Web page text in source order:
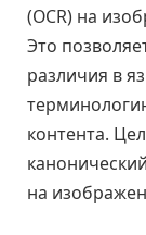
(OCR) на
Это
различия в
контента.
на